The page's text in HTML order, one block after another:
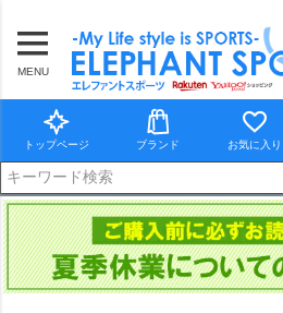
MENU
トップページ ブランド お気に入り